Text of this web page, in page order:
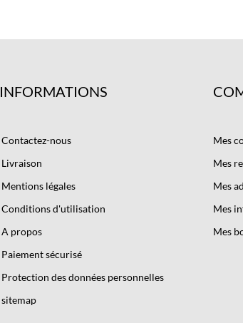
INFORMATIONS
Contactez-nous
Livraison
Mentions légales
Conditions d'utilisation
A propos
Paiement sécurisé
Protection des données personnelles
sitemap
Mes
Mes
Mes
Mes
Mes